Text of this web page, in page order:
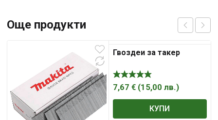
Още продукти
Гвоздеи за такер
7,67€ (15,00лв.)
КУПИ